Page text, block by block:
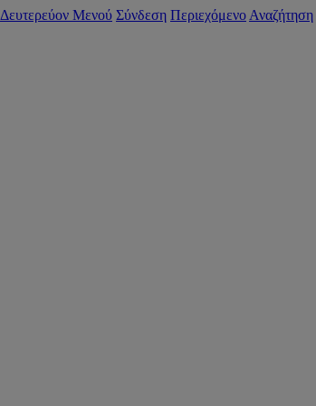
Δευτερεύον Μενού Σύνδεση Περιεχόμενο Αναζήτηση